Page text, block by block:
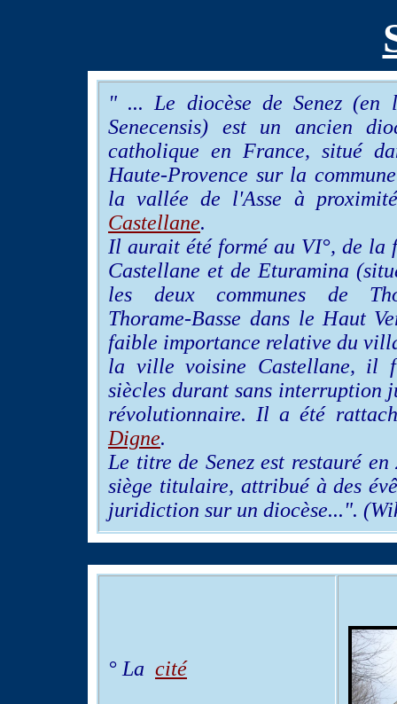
" ... Le diocèse de Senez (en
Senecensis) est un ancien
catholique en France, situé
Haute-Provence sur la
la vallée de l'Asse à
Castellane.
Il aurait été formé au VI°, de la
Castellane et de Eturamina
les deux communes de
Thorame-Basse dans le Haut
faible importance relative du
la ville voisine Castellane, il
siècles durant sans interruption
révolutionnaire. Il a été
Digne.
Le titre de Senez est restauré
siège titulaire, attribué à des
juridiction sur un diocèse...".
° La cité